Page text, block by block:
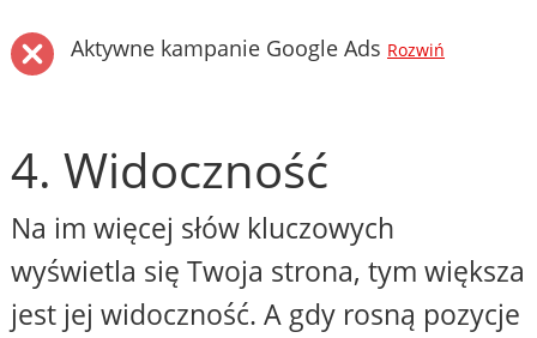
Aktywne kampanie Google Ads Rozwiń
4. Widoczność
Na im więcej słów kluczowych
wyświetla się Twoja strona, tym większa
jest jej widoczność. A gdy rosną pozycje